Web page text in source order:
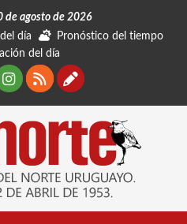
de agosto de 2026
día
Pronóstico del tiempo
del día
Instagram
RSSContáctanos